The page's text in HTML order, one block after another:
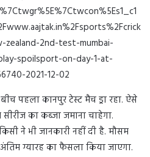
zealand-2nd-test-mumbai-
spoilsport-on-day-1-at-
2021-12-02
पहला कानपुर टेस्ट मैच ड्रा रहा. ऐसे
का कब्जा जमाना चाहेगा.
ने भी जानकारी नहीं दी है. मौसम
ग्यारह का फैसला किया जाएगा.